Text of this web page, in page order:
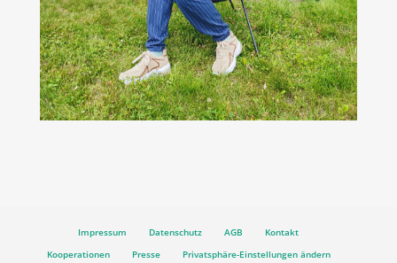
Impressum Datenschutz AGB
Kontakt
Kooperationen
Presse Privatsphäre-Einstellungen ändern